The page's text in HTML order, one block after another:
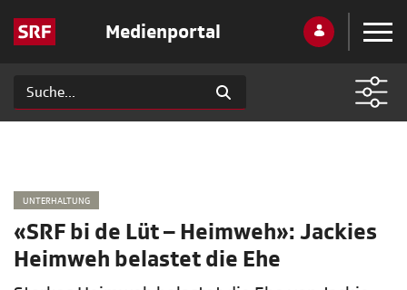
Medienportal
UNTERHALTUNG
«SRF bi de Lüt – Heimweh»: Jackies
Heimweh belastet die Ehe